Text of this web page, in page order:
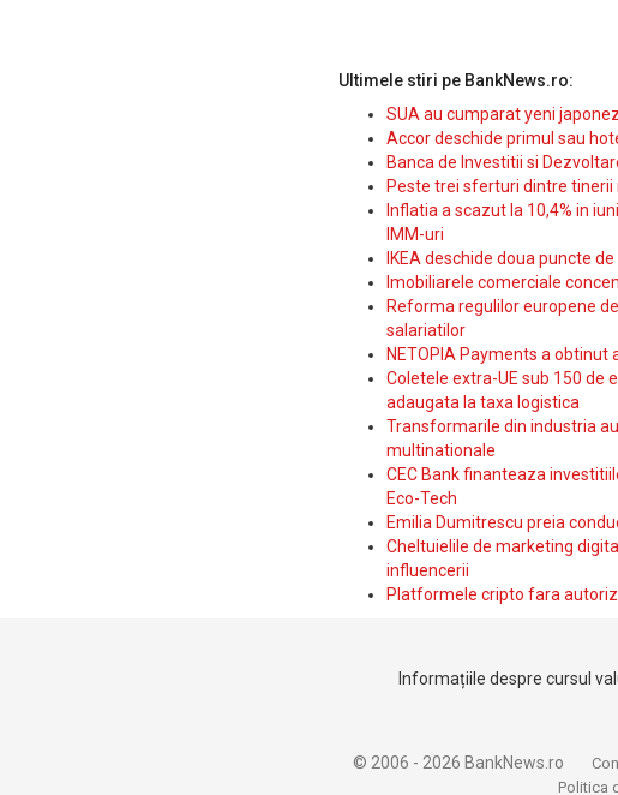
Ultimele stiri pe BankNews.ro:
SUA au cumparat yeni
Accor deschide primul sau
Banca de Investitii si
Peste trei sferturi dintre
Inflatia a scazut la 10,4% in
IMM-uri
IKEA deschide doua puncte
Imobiliarele comerciale
Reforma regulilor europene
salariatilor
NETOPIA Payments a
Coletele extra-UE sub 150 de
adaugata la taxa logistica
Transformarile din industria
multinationale
CEC Bank finanteaza
Eco-Tech
Emilia Dumitrescu preia
Cheltuielile de marketing
influencerii
Platformele cripto fara
Informațiile despre cursul
© 2006 - 2026 BankNews.ro
Politica